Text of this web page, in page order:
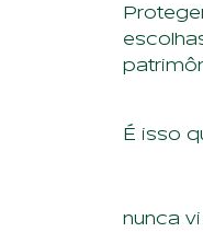
É isso
nunca